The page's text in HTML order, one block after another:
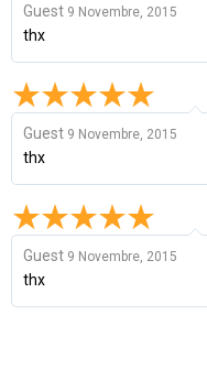
Guest 9 Novembre, 2015
thx
Guest 9 Novembre, 2015
thx
Guest 9 Novembre, 2015
thx